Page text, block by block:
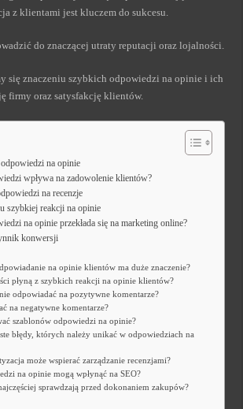
z klientami jest kluczem do sukcesu.
do znaczącej utraty reputacji oraz lojalności.
się znaczeniu szybkich odpowiedzi na opinie i ich
firmy oraz satysfakcję klientów.
na opinie
wpływa na zadowolenie klientów?
na recenzje
szybkiej reakcji na opinie
na opinie przekłada się na marketing online?
konwersji
na opinie klientów ma duże znaczenie?
płyną z szybkich reakcji na opinie klientów?
odpowiadać na pozytywne komentarze?
na negatywne komentarze?
szablonów odpowiedzi na opinie?
błędy, których należy unikać w odpowiedziach na
może wspierać zarządzanie recenzjami?
na opinie mogą wpłynąć na SEO?
sprawdzają przed dokonaniem zakupów?